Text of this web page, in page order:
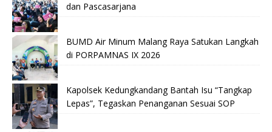
dan Pascasarjana
BUMD Air Minum Malang Raya Satukan Langkah
di PORPAMNAS IX 2026
Kapolsek Kedungkandang Bantah Isu “Tangkap
Lepas”, Tegaskan Penanganan Sesuai SOP